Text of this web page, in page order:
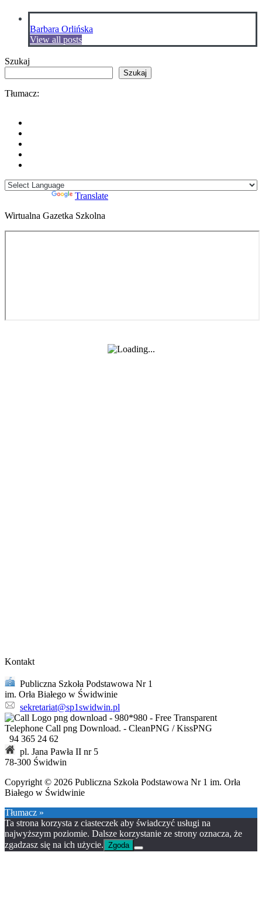
Barbara Orlińska
View all posts
Szukaj
Szukaj
Tłumacz:
Translate
Wirtualna Gazetka Szkolna
Kontakt
Publiczna Szkoła Podstawowa Nr 1
im. Orła Białego w Świdwinie
sekretariat@sp1swidwin.pl
94 365 24 62
pl. Jana Pawła II nr 5
78-300 Świdwin
Copyright © 2026 Publiczna Szkoła Podstawowa Nr 1 im. Orła
Białego w Świdwinie
Tłumacz »
Ta strona korzysta z ciasteczek aby świadczyć usługi na
najwyższym poziomie. Dalsze korzystanie ze strony oznacza, że
zgadzasz się na ich użycie. Zgoda